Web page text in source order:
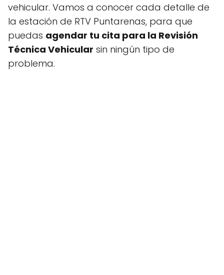
vehicular. Vamos a conocer cada detalle de
la estación de RTV Puntarenas, para que
puedas agendar tu cita para la Revisión
Técnica Vehicular sin ningún tipo de
problema.